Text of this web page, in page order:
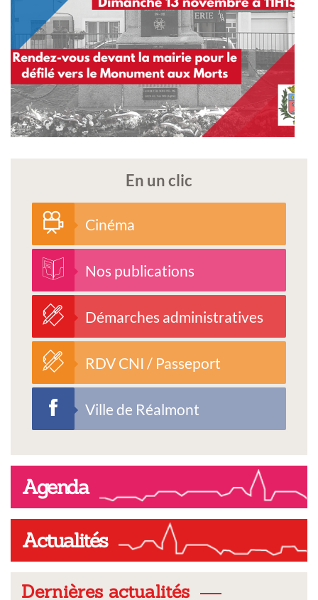
En un clic
Cinéma
Nos publications
Démarches administratives
RDV CNI / Passeport
Ville de Réalmont
Agenda
Actualités
Dernières actualités